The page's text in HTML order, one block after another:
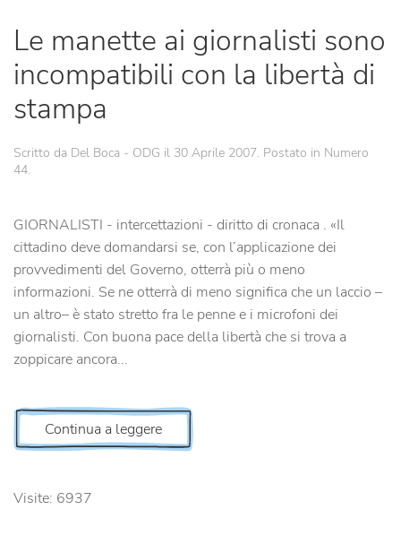
Le manette ai giornalisti sono
incompatibili con la libertà di
stampa
Scritto da Del Boca - ODG il 30 Aprile 2007. Postato in Numero
44.
GIORNALISTI - intercettazioni - diritto di cronaca . «Il
cittadino deve domandarsi se, con l’applicazione dei
provvedimenti del Governo, otterrà più o meno
informazioni. Se ne otterrà di meno significa che un laccio –
un altro– è stato stretto fra le penne e i microfoni dei
giornalisti. Con buona pace della libertà che si trova a
zoppicare ancora...
Continua a leggere
Visite: 6937